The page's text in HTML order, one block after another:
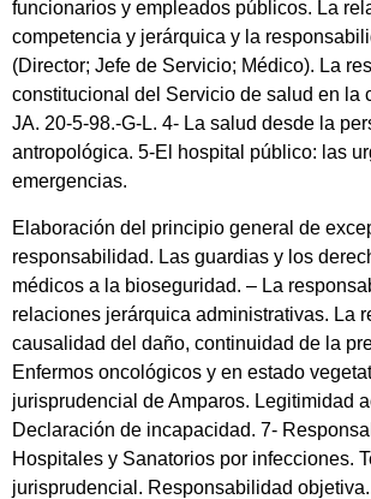
funcionarios y empleados públicos. La
competencia y jerárquica y la
(Director; Jefe de Servicio; Médico). La
constitucional del Servicio de salud en la
JA. 20-5-98.-G-L. 4- La salud desde la
antropológica. 5-El hospital público: las
emergencias.
Elaboración del principio general de
responsabilidad. Las guardias y los
médicos a la bioseguridad. – La
relaciones jerárquica administrativas. La
causalidad del daño, continuidad de la
Enfermos oncológicos y en estado
jurisprudencial de Amparos. Legitimidad
Declaración de incapacidad. 7-
Hospitales y Sanatorios por infecciones.
jurisprudencial. Responsabilidad